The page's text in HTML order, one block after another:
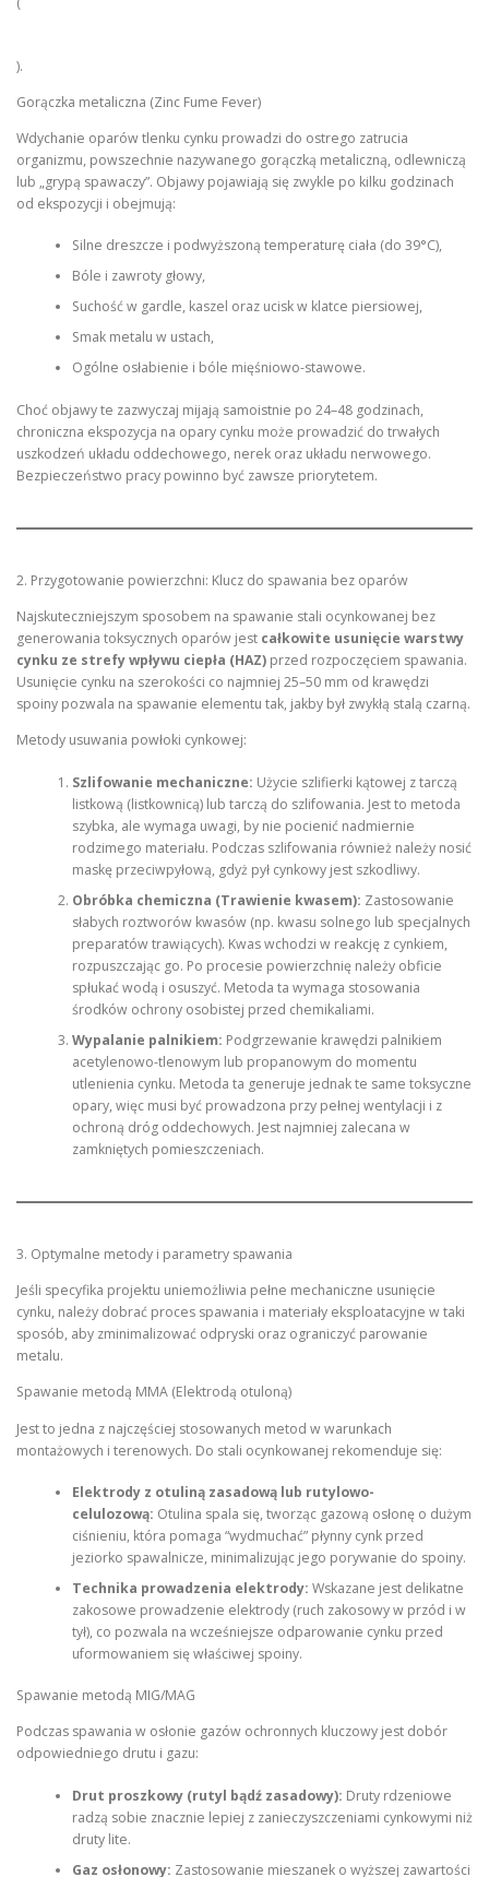
).
Gorączka metaliczna (Zinc Fume Fever)
Wdychanie oparów tlenku cynku prowadzi do ostrego zatrucia
organizmu, powszechnie nazywanego gorączką metaliczną, odlewniczą
lub „grypą spawaczy”. Objawy pojawiają się zwykle po kilku godzinach
od ekspozycji i obejmują:
Silne dreszcze i podwyższoną temperaturę ciała (do 39°C),
Bóle i zawroty głowy,
Suchość w gardle, kaszel oraz ucisk w klatce piersiowej,
Smak metalu w ustach,
Ogólne osłabienie i bóle mięśniowo-stawowe.
Choć objawy te zazwyczaj mijają samoistnie po 24–48 godzinach,
chroniczna ekspozycja na opary cynku może prowadzić do trwałych
uszkodzeń układu oddechowego, nerek oraz układu nerwowego.
Bezpieczeństwo pracy powinno być zawsze priorytetem.
2. Przygotowanie powierzchni: Klucz do spawania bez oparów
Najskuteczniejszym sposobem na spawanie stali ocynkowanej bez
generowania toksycznych oparów jest całkowite usunięcie warstwy
cynku ze strefy wpływu ciepła (HAZ) przed rozpoczęciem spawania.
Usunięcie cynku na szerokości co najmniej 25–50 mm od krawędzi
spoiny pozwala na spawanie elementu tak, jakby był zwykłą stalą czarną.
Metody usuwania powłoki cynkowej:
Szlifowanie mechaniczne: Użycie szlifierki kątowej z tarczą
listkową (listkownicą) lub tarczą do szlifowania. Jest to metoda
szybka, ale wymaga uwagi, by nie pocienić nadmiernie
rodzimego materiału. Podczas szlifowania również należy nosić
maskę przeciwpyłową, gdyż pył cynkowy jest szkodliwy.
Obróbka chemiczna (Trawienie kwasem): Zastosowanie
słabych roztworów kwasów (np. kwasu solnego lub specjalnych
preparatów trawiących). Kwas wchodzi w reakcję z cynkiem,
rozpuszczając go. Po procesie powierzchnię należy obficie
spłukać wodą i osuszyć. Metoda ta wymaga stosowania
środków ochrony osobistej przed chemikaliami.
Wypalanie palnikiem: Podgrzewanie krawędzi palnikiem
acetylenowo-tlenowym lub propanowym do momentu
utlenienia cynku. Metoda ta generuje jednak te same toksyczne
opary, więc musi być prowadzona przy pełnej wentylacji i z
ochroną dróg oddechowych. Jest najmniej zalecana w
zamkniętych pomieszczeniach.
3. Optymalne metody i parametry spawania
Jeśli specyfika projektu uniemożliwia pełne mechaniczne usunięcie
cynku, należy dobrać proces spawania i materiały eksploatacyjne w taki
sposób, aby zminimalizować odpryski oraz ograniczyć parowanie
metalu.
Spawanie metodą MMA (Elektrodą otuloną)
Jest to jedna z najczęściej stosowanych metod w warunkach
montażowych i terenowych. Do stali ocynkowanej rekomenduje się:
Elektrody z otuliną zasadową lub rutylowo-
celulozową: Otulina spala się, tworząc gazową osłonę o dużym
ciśnieniu, która pomaga “wydmuchać” płynny cynk przed
jeziorko spawalnicze, minimalizując jego porywanie do spoiny.
Technika prowadzenia elektrody: Wskazane jest delikatne
zakosowe prowadzenie elektrody (ruch zakosowy w przód i w
tył), co pozwala na wcześniejsze odparowanie cynku przed
uformowaniem się właściwej spoiny.
Spawanie metodą MIG/MAG
Podczas spawania w osłonie gazów ochronnych kluczowy jest dobór
odpowiedniego drutu i gazu:
Drut proszkowy (rutyl bądź zasadowy): Druty rdzeniowe
radzą sobie znacznie lepiej z zanieczyszczeniami cynkowymi niż
druty lite.
Gaz osłonowy: Zastosowanie mieszanek o wyższej zawartości